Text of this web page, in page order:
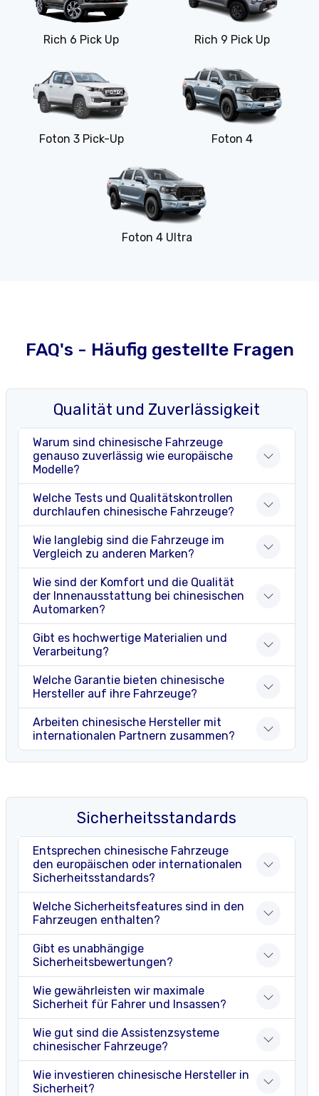
Rich 6 Pick Up Rich 9 Pick Up
Foton 3 Pick-Up Foton 4
Foton 4 Ultra
FAQ's - Häufig gestellte Fragen
Qualität und Zuverlässigkeit
Warum sind chinesische Fahrzeuge
genauso zuverlässig wie europäische
Modelle?
Welche Tests und Qualitätskontrollen
durchlaufen chinesische Fahrzeuge?
Wie langlebig sind die Fahrzeuge im
Vergleich zu anderen Marken?
Wie sind der Komfort und die Qualität
der Innenausstattung bei chinesischen
Automarken?
Gibt es hochwertige Materialien und
Verarbeitung?
Welche Garantie bieten chinesische
Hersteller auf ihre Fahrzeuge?
Arbeiten chinesische Hersteller mit
internationalen Partnern zusammen?
Sicherheitsstandards
Entsprechen chinesische Fahrzeuge
den europäischen oder internationalen
Sicherheitsstandards?
Welche Sicherheitsfeatures sind in den
Fahrzeugen enthalten?
Gibt es unabhängige
Sicherheitsbewertungen?
Wie gewährleisten wir maximale
Sicherheit für Fahrer und Insassen?
Wie gut sind die Assistenzsysteme
chinesischer Fahrzeuge?
Wie investieren chinesische Hersteller in
Sicherheit?